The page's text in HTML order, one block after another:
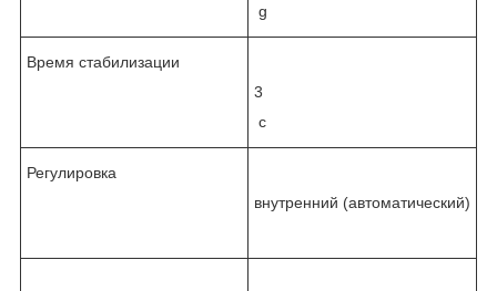
g
Время стабилизации
3
с
Регулировка
внутренний (автоматический)